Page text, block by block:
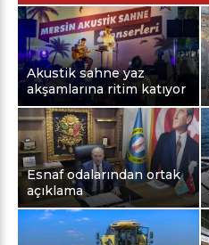
Akustik sahne yaz
akşamlarına ritim katıyor
Esnaf odalarından ortak
açıklama